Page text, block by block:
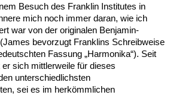
Besuch des Franklin Institutes in
mich noch immer daran, wie ich
war von der originalen Benjamin-
bevorzugt Franklins Schreibweise
Fassung „Harmonika“). Seit
sich mittlerweile für dieses
unterschiedlichsten
sei es im herkömmlichen